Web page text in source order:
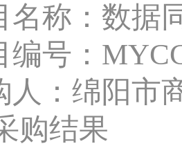
名称：数据
编号：
人：绵阳市
购结果